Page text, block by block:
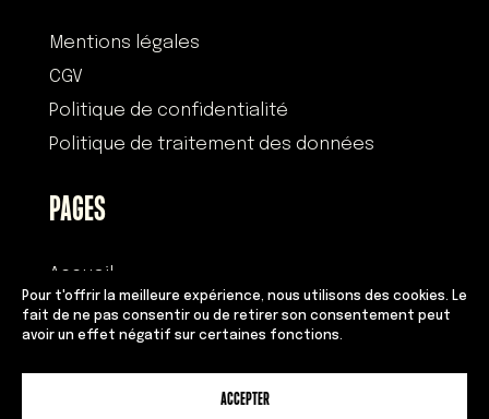
Pour t'offrir la meilleure expérience, nous utilisons des cookies. Le
fait de ne pas consentir ou de retirer son consentement peut
avoir un effet négatif sur certaines fonctions.
ACCEPTER
Mentions légales
CGV
Politique de confidentialité
Politique de traitement des données
PAGES
Accueil
Histoire
Devenir franchisé
Équipe